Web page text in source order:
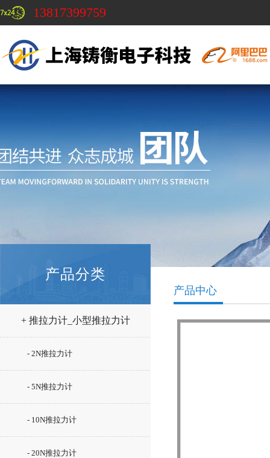
13817399759
产品分类
+ 推拉力计_小型推拉力计
- 2N推拉力计
- 5N推拉力计
- 10N推拉力计
- 20N推拉力计
产品中心